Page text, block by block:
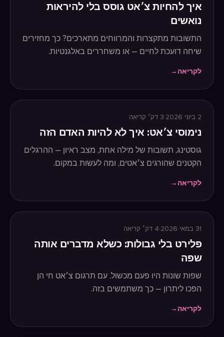
איך להחיות צ׳אט גוסס בלי להיראות
נואשים
התשובות מתקצרות והמרווחים מתארכים? כך מחזירים
שיחה דועכת לחיים — או משחררים באלגנטיות.
לקריאה →
2 ביוני 2026 ·
3 דק׳ קריאה
נימוסי צ׳אט: איך לא להיות האדם הזה
גוסטינג, תשובות של מילה אחת, מצב ראיון — ההרגלים
הקטנים שהורגים צ׳אטים, ומה לעשות במקום.
לקריאה →
31 במאי 2026 ·
4 דק׳ קריאה
פלירט בלי גבולות: כשלא מדברים אותה
שפה
שפות שונות היו פעם מכשול. עם תרגום צ׳אט חי הן
הפכו ליתרון — כך משתמשים בזה.
לקריאה →